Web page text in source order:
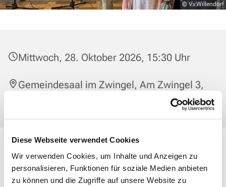
Diese Webseite verwendet Cookies
Wir verwenden Cookies, um Inhalte und Anzeigen zu
personalisieren, Funktionen für soziale Medien anbieten
zu können und die Zugriffe auf unsere Website zu
© V.v.Willendorf
Mittwoch, 28. Oktober 2026, 15:30 Uhr
Gemeindesaal im Zwingel, Am Zwingel 3,
Singst Du gerne? Dann mach bei uns mit! Wer dabei sein
will oder es einfach auch mal ausprobieren möchte, kann
mittwochs einfach vorbeikommen.